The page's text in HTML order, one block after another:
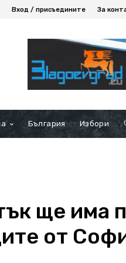
Вход / присъедините За
България Избори
ще има
от